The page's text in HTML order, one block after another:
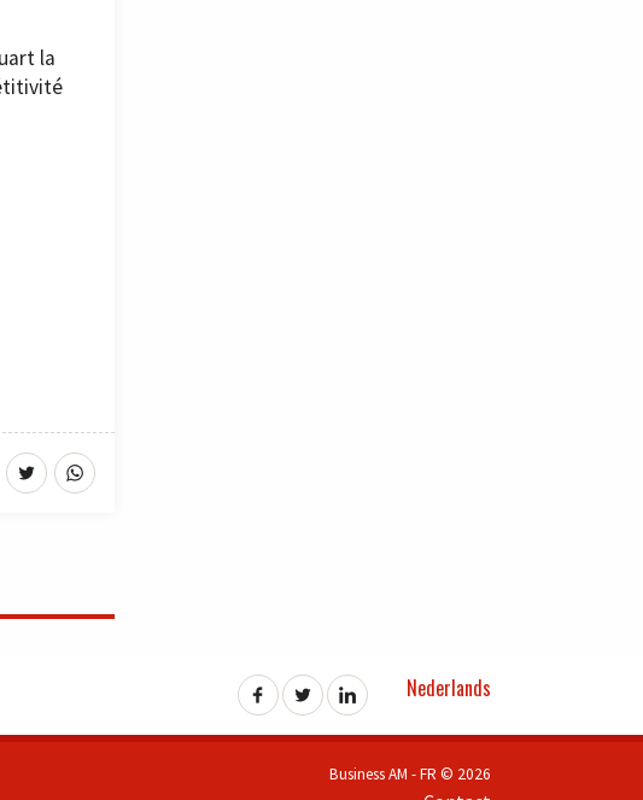
la
Nederlands
Business AM - FR © 2026